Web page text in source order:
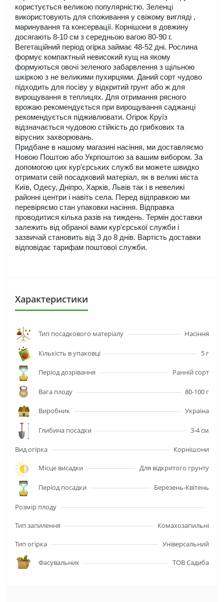
користується великою популярністю. Зеленці
використовують для споживання у свіжому вигляді ,
маринування та консервації. Корнішони в довжину
досягають 8-10 см з середньою вагою 80-90 г.
Вегетаційний період огірка займає 48-52 дні. Рослина
формує компактный невисокий кущ на якому
формуються овочі зеленого забарвлення з щільною
шкіркою з не великими пухирцями. Даний сорт чудово
підходить для посіву у відкритий грунт або ж для
вирощування в теплицях. Для отримання рясного
врожаю рекомендується при вирощування саджанці
рекомендується підживлювати. Огірок Круїз
відзначається чудовою стійкість до грибкових та
вірусних захворювань.
Придбане в нашому магазині насіння, ми доставляємо
Новою Поштою або Укрпоштою за вашим вибором. За
допомогою цих кур'єрських служб ви можете швидко
отримати свій посадковий матеріал, як в великі міста
Київ, Одесу, Дніпро, Харків, Львів так і в невеликі
районні центри і навіть села. Перед відправкою ми
перевіряємо стан упаковки насіння. Відправка
проводитися кілька разів на тиждень. Термін доставки
залежить від обраної вами кур'єрської служби і
зазвичай становить від 3 до 8 днів. Вартість доставки
відповідає тарифам поштової служби.
Характеристики
Тип посадкового матеріалу Насіння
Кількість в упаковці 5 г
Період дозрівання Ранній сорт
Вага плоду 80-100 г
Виробник Україна
Глибина посадки 3-4 см
Вид огірка Корнішони
Місце висадки Для відкритого грунту
Період посадки Березень-Квітень
Розмір плоду
Тип запилення Комахозапильні
Тип огірка Універсальний
Фасувальник ТОВ Садиба